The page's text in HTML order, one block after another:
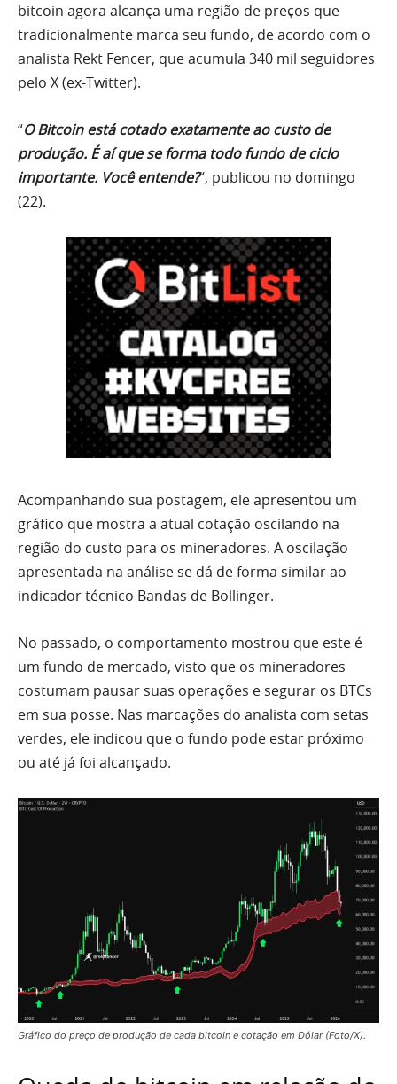
bitcoin agora alcança uma região de preços que
tradicionalmente marca seu fundo, de acordo com o
analista Rekt Fencer, que acumula 340 mil seguidores
pelo X (ex-Twitter).
“O Bitcoin está cotado exatamente ao custo de
produção. É aí que se forma todo fundo de ciclo
importante. Você entende?“, publicou no domingo
(22).
Acompanhando sua postagem, ele apresentou um
gráfico que mostra a atual cotação oscilando na
região do custo para os mineradores. A oscilação
apresentada na análise se dá de forma similar ao
indicador técnico Bandas de Bollinger.
No passado, o comportamento mostrou que este é
um fundo de mercado, visto que os mineradores
costumam pausar suas operações e segurar os BTCs
em sua posse. Nas marcações do analista com setas
verdes, ele indicou que o fundo pode estar próximo
ou até já foi alcançado.
Gráfico do preço de produção de cada bitcoin e cotação em Dólar (Foto/X).